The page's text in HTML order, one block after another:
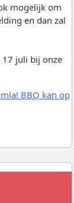
mogelijk om
en dan zal
juli bij onze
BBQ kan op